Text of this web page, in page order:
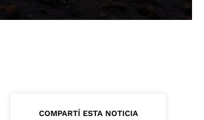
COMPARTÍ ESTA NOTICIA